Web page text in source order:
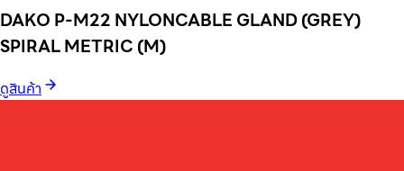
DAKO P-M22 NYLONCABLE GLAND (GREY)
SPIRAL METRIC (M)
ดูสินค้า